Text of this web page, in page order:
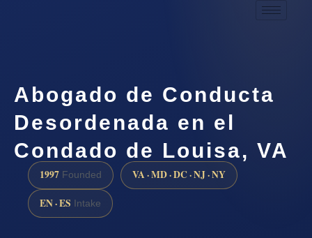
Abogado de Conducta
Desordenada en el
Condado de Louisa, VA
1997 Founded VA · MD · DC · NJ · NY
EN · ES Intake